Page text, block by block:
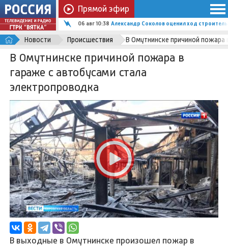
Прямой эфир
06 авг 10:38 Александр Соколов оценил ход
Новости Происшествия В Омутнинске причиной пожара
В Омутнинске причиной пожара в
гараже с автобусами стала
электропроводка
В выходные в Омутнинске произошел пожар в